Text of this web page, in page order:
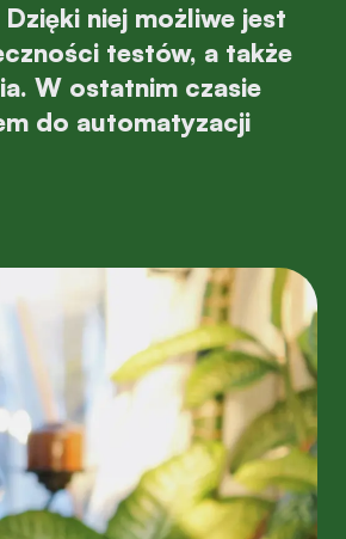
niej możliwe jest
testów, a także
W ostatnim czasie
do automatyzacji